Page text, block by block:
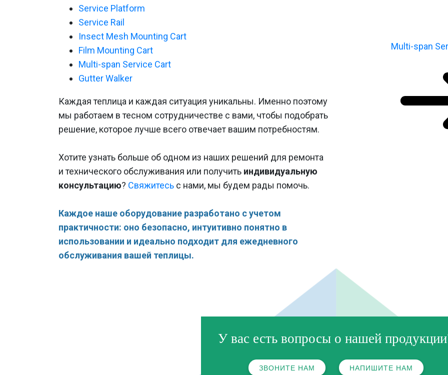
Service Platform
Service Rail
Insect Mesh Mounting Cart
Film Mounting Cart
Multi-span Service Cart
Gutter Walker
Каждая теплица и каждая ситуация уникальны. Именно поэтому
мы работаем в тесном сотрудничестве с вами, чтобы подобрать
решение, которое лучше всего отвечает вашим потребностям.
Хотите узнать больше об одном из наших решений для ремонта
и технического обслуживания или получить индивидуальную
консультацию? Свяжитесь с нами, мы будем рады помочь.
Каждое наше оборудование разработано с учетом
практичности: оно безопасно, интуитивно понятно в
использовании и идеально подходит для ежедневного
обслуживания вашей теплицы.
Multi-span
У вас есть вопросы о нашей
ЗВОНИТЕ НАМ НАПИШИТЕ НАМ